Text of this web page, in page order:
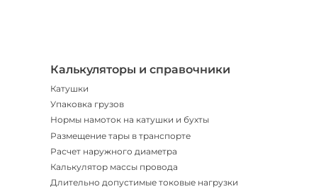
Калькуляторы и справочники
Катушки
Упаковка грузов
Нормы намоток на катушки и бухты
Размещение тары в транспорте
Расчет наружного диаметра
Калькулятор массы провода
Длительно допустимые токовые нагрузки